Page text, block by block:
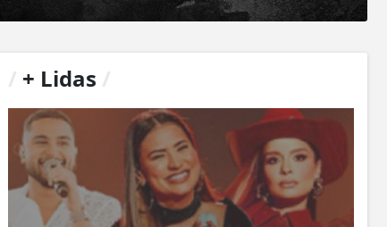
+ Lidas